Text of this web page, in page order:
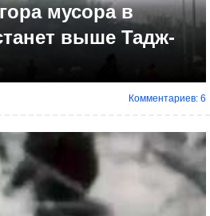
мусора в
выше Тадж-
Комментариев: 6